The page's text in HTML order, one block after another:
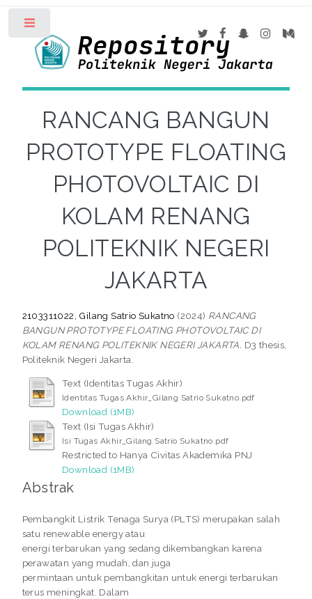
RANCANG BANGUN
PROTOTYPE FLOATING
PHOTOVOLTAIC DI
KOLAM RENANG
POLITEKNIK NEGERI
JAKARTA
2103311022, Gilang Satrio Sukatno (2024) RANCANG
BANGUN PROTOTYPE FLOATING PHOTOVOLTAIC DI
KOLAM RENANG POLITEKNIK NEGERI JAKARTA. D3 thesis,
Politeknik Negeri Jakarta.
Text (Identitas Tugas Akhir)
Identitas Tugas Akhir_Gilang Satrio Sukatno.pdf
Download (1MB)
Text (Isi Tugas Akhir)
Isi Tugas Akhir_Gilang Satrio Sukatno.pdf
Restricted to Hanya Civitas Akademika PNJ
Download (1MB)
Abstrak
Pembangkit Listrik Tenaga Surya (PLTS) merupakan salah
satu renewable energy atau
energi terbarukan yang sedang dikembangkan karena
perawatan yang mudah, dan juga
permintaan untuk pembangkitan untuk energi terbarukan
terus meningkat. Dalam